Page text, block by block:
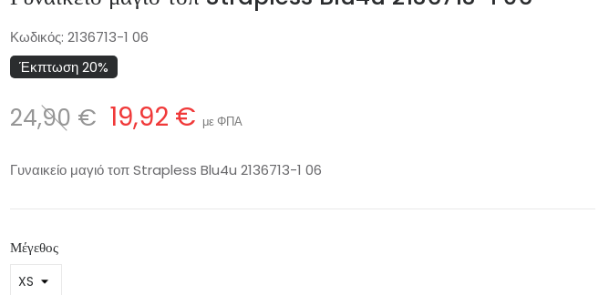
Κωδικός: 2136713-1 06
Έκπτωση 20%
24,90 € 19,92 € με ΦΠΑ
Γυναικείο μαγιό τοπ Strapless Blu4u 2136713-1 06
Μέγεθος